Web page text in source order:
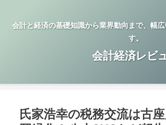
会計と経済の基礎知識から業界動向まで、幅
す。
会計経済レビ
氏家浩幸の税務交流は古